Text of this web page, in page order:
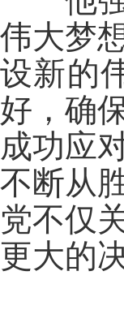
伟大梦
设新的
好，确
成功应
不断从
党不仅
更大的